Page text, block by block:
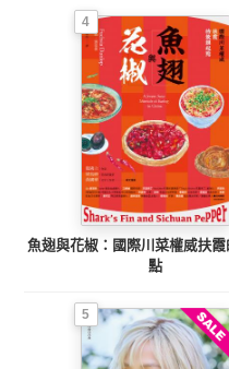
4
魚翅與花椒：國際川菜權威扶
點
5